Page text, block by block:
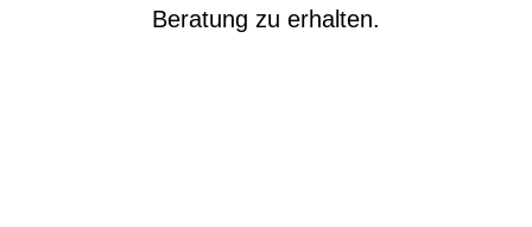
Beratung zu erhalten.